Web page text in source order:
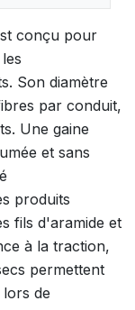
conçu pour
Son diamètre
par conduit,
Une gaine
et sans
produits
fils d'aramide et
à la traction,
permettent
de